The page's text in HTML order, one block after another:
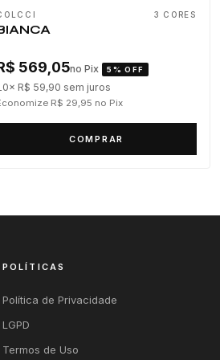
3 CORES
569,05no Pix 5% OFF
R$ 59,90 sem juros
R$ 29,95 no Pix
COMPRAR
POLÍTICAS
Política de Privacidade
LGPD
Termos de Uso